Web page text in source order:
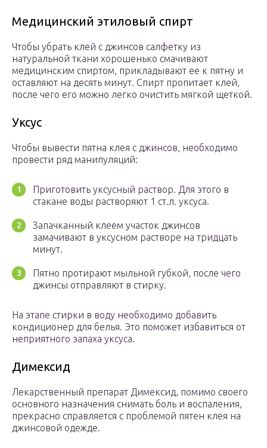
Медицинский этиловый спирт
Чтобы убрать клей с джинсов салфетку из
натуральной ткани хорошенько смачивают
медицинским спиртом, прикладывают ее к пятну и
оставляют на десять минут. Спирт пропитает клей,
после чего его можно легко очистить мягкой щеткой.
Уксус
Чтобы вывести пятна клея с джинсов, необходимо
провести ряд манипуляций:
Приготовить уксусный раствор. Для этого в
стакане воды растворяют 1 ст.л. уксуса.
Запачканный клеем участок джинсов
замачивают в уксусном растворе на тридцать
минут.
Пятно протирают мыльной губкой, после чего
джинсы отправляют в стирку.
На этапе стирки в воду необходимо добавить
кондиционер для белья. Это поможет избавиться от
неприятного запаха уксуса.
Димексид
Лекарственный препарат Димексид, помимо своего
основного назначения снимать боль и воспаления,
прекрасно справляется с проблемой пятен клея на
джинсовой одежде.